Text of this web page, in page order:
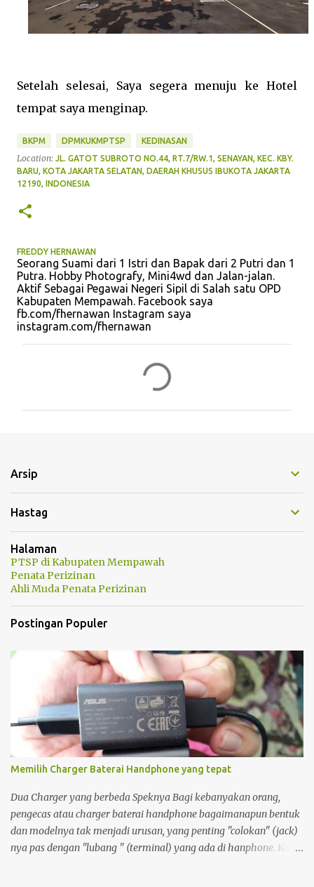
Setelah selesai, Saya segera menuju ke Hotel
tempat saya menginap.
BKPM DPMKUKMPTSP KEDINASAN
Location: JL. GATOT SUBROTO NO.44, RT.7/RW.1, SENAYAN, KEC. KBY.
BARU, KOTA JAKARTA SELATAN, DAERAH KHUSUS IBUKOTA JAKARTA
12190, INDONESIA
FREDDY HERNAWAN
Seorang Suami dari 1 Istri dan Bapak dari 2 Putri dan 1
Putra. Hobby Photografy, Mini4wd dan Jalan-jalan.
Aktif Sebagai Pegawai Negeri Sipil di Salah satu OPD
Kabupaten Mempawah. Facebook saya
fb.com/fhernawan Instagram saya
instagram.com/fhernawan
Arsip
Hastag
Halaman
PTSP di Kabupaten Mempawah
Penata Perizinan
Ahli Muda Penata Perizinan
Postingan Populer
Memilih Charger Baterai Handphone yang tepat
Dua Charger yang berbeda Speknya Bagi kebanyakan orang,
pengecas atau charger baterai handphone bagaimanapun bentuk
dan modelnya tak menjadi urusan, yang penting "colokan" (jack)
nya pas dengan "lubang " (terminal) yang ada di hanphone. Kalau